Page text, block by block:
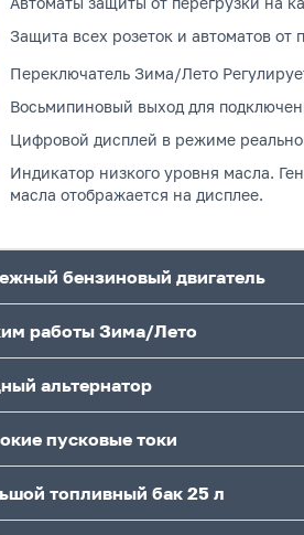
Защита всех розеток и автоматов от
Переключатель Зима/Лето
Восьмипиновый выход для
Цифровой дисплей в режиме
Индикатор низкого уровня масла.
масла отображается на дисплее.
бензиновый двигатель
работы Зима/Лето
альтернатор
пусковые токи
топливный бак 25 л